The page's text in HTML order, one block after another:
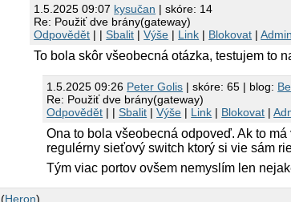
1.5.2025 09:07 kysučan | skóre: 14
Re: Použiť dve brány(gateway)
Odpovědět | |Sbalit |Výše | Link | Blokovat |Admin
To bola skôr všeobecná otázka, testujem to
1.5.2025 09:26 Peter Golis | skóre: 65 | blog:
Re: Použiť dve brány(gateway)
Odpovědět | |Sbalit |Výše | Link | Blokovat |
Ona to bola všeobecná odpoveď. Ak to
regulérny sieťový switch ktorý si vie sám
Tým viac portov ovšem nemyslím len
(Heron)